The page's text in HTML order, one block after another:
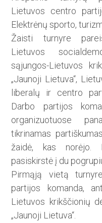
Lietuvos centro
Elektrėnų sporto,
Žaisti turnyre
Lietuvos
sąjungos-Lietuvos
„Jaunoji Lietuva“,
liberalų ir centro
Darbo partijos
organizuotuose
tikrinamas
žaidė, kas norėjo.
pasiskirstė į du
Pirmąją vietą
partijos komanda,
Lietuvos krikščionių
„Jaunoji Lietuva“.